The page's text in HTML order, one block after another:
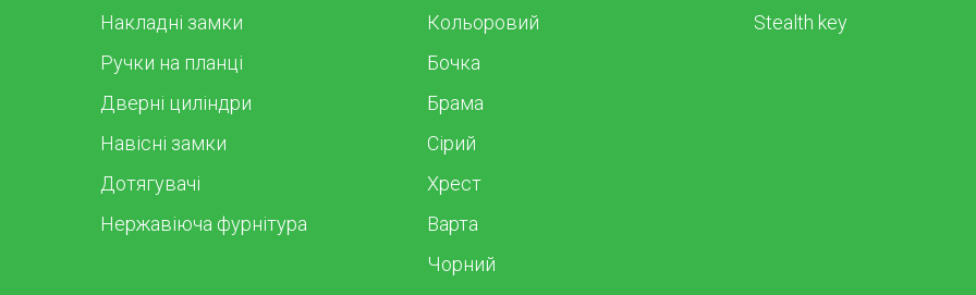
Накладні замки
Ручки на планці
Дверні циліндри
Навісні замки
Дотягувачі
Нержавіюча фурнітура
Кольоровий
Бочка
Брама
Сірий
Хрест
Варта
Чорний
Stealth key